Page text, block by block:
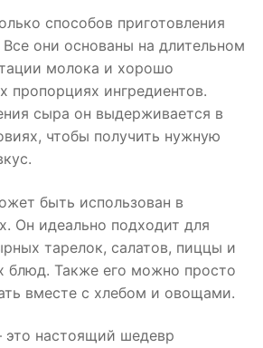
способов приготовления
они основаны на длительном
молока и хорошо
пропорциях ингредиентов.
сыра он выдерживается в
чтобы получить нужную
быть использован в
Он идеально подходит для
тарелок, салатов, пиццы и
блюд. Также его можно просто
вместе с хлебом и овощами.
настоящий шедевр